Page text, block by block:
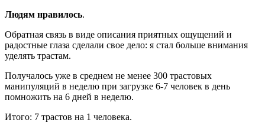
Людям нравилось.
Обратная связь в виде описания приятных ощущений и
радостные глаза сделали свое дело: я стал больше внимания
уделять трастам.
Получалось уже в среднем не менее 300 трастовых
манипуляций в неделю при загрузке 6-7 человек в день
помножить на 6 дней в неделю.
Итого: 7 трастов на 1 человека.